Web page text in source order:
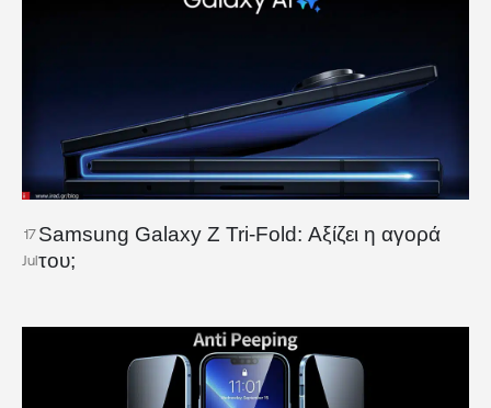
17
Jul
Samsung Galaxy Z Tri-Fold: Αξίζει η αγορά
του;